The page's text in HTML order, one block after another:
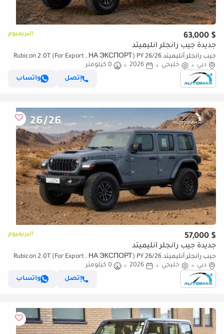
$ 63,000 البريميوم
جديدة جيب رانجلر أنليميتد
جيب رانجلر أنليميتد Rubicon 2.0T (For Export , НА ЭКСПОРТ) PY 26/26
4x4 2.0T GCC Без пробега
دبي خليجي 2026
0 كيلومتر
إتصل
واتساب
$ 57,000 البريميوم
جديدة جيب رانجلر أنليميتد
جيب رانجلر أنليميتد Rubicon 2.0T (For Export , НА ЭКСПОРТ) PY 26/26
XTREME 4x4 GCC Без пробега
دبي خليجي 2026
0 كيلومتر
إتصل
واتساب